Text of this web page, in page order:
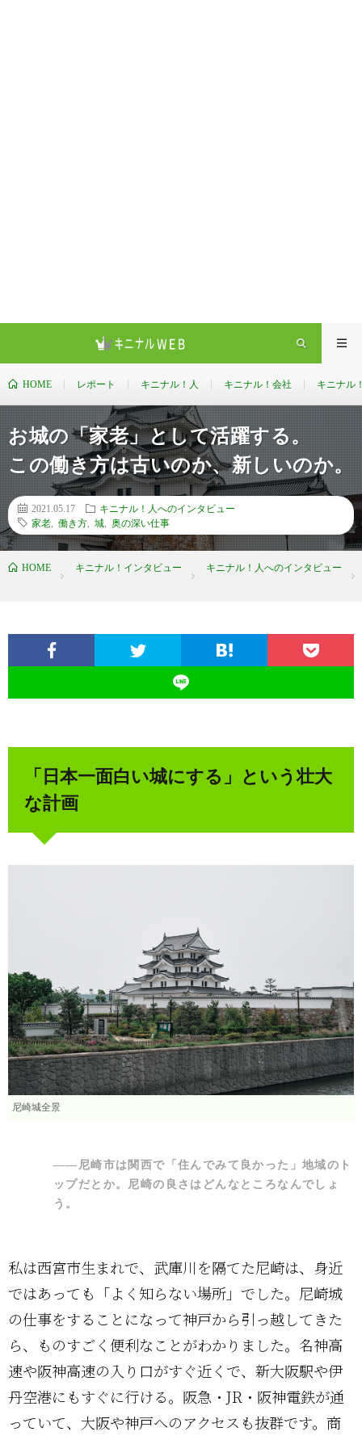
HOME レポート キニナル！人 キニナル！会社 キニナル
お城の「家老」として活躍する。
この働き方は古いのか、新しいのか。
2021.05.17
キニナル！人へのインタビュー
家老
働き方 城 奥の深い仕事
HOME キニナル！インタビュー キニナル！人へのインタビュー
「日本一面白い城にする」という壮大
な計画
尼崎城全景
――尼崎市は関西で「住んでみて良かった」地域のト
ップだとか。尼崎の良さはどんなところなんでしょ
う。
私は西宮市生まれで、武庫川を隔てた尼崎は、身近
ではあっても「よく知らない場所」でした。尼崎城
の仕事をすることになって神戸から引っ越してきた
ら、ものすごく便利なことがわかりました。名神高
速や阪神高速の入り口がすぐ近くで、新大阪駅や伊
丹空港にもすぐに行ける。阪急・JR・阪神電鉄が通
っていて、大阪や神戸へのアクセスも抜群です。商